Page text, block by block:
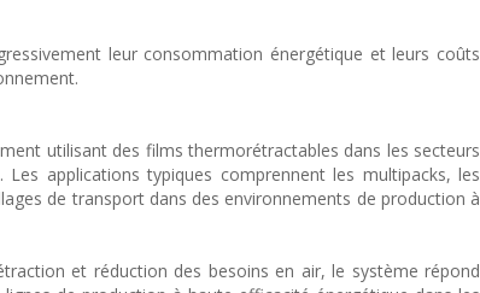
leur consommation énergétique et leurs coûts
utilisant des films thermorétractables dans les secteurs
applications typiques comprennent les multipacks, les
de transport dans des environnements de production à
et réduction des besoins en air, le système répond